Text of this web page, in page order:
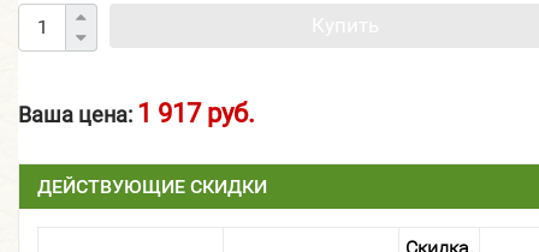
Ваша цена: 1 917 руб.
ДЕЙСТВУЮЩИЕ СКИДКИ
Скидка,